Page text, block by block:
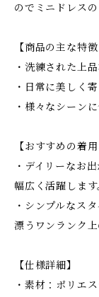
のでミニドレス
【商品の主な特徴
・洗練された上
・日常に美しく
・様々なシーン
【おすすめの着
・デイリーなお
幅広く活躍します
・シンプルなス
漂うワンランク上
【仕様詳細】
・素材：ポリエ